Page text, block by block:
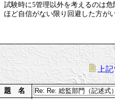
試験時に5管理以外を考えるのは
ほど自信がない限り回避した方が
上記
題 名